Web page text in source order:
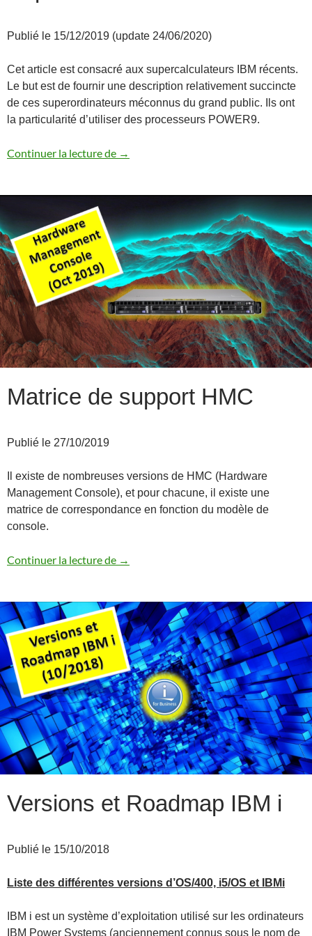
Publié le 15/12/2019 (update 24/06/2020)
Cet article est consacré aux supercalculateurs IBM récents.
Le but est de fournir une description relativement succincte
de ces superordinateurs méconnus du grand public. Ils ont
la particularité d’utiliser des processeurs POWER9.
Continuer la lecture de Supercalculateurs IBM
→
Matrice de support HMC
Publié le 27/10/2019
Il existe de nombreuses versions de HMC (Hardware
Management Console), et pour chacune, il existe une
matrice de correspondance en fonction du modèle de
console.
Continuer la lecture de Matrice de support HMC
→
Versions et Roadmap IBM i
Publié le 15/10/2018
Liste des différentes versions d’OS/400, i5/OS et IBMi
IBM i est un système d’exploitation utilisé sur les ordinateurs
IBM Power Systems (anciennement connus sous le nom de